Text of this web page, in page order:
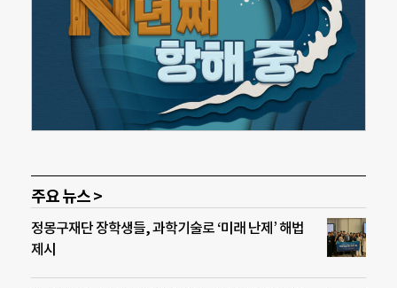
주요 뉴스 >
정몽구재단 장학생들, 과학기술로 ‘미래 난제’ 해법
제시